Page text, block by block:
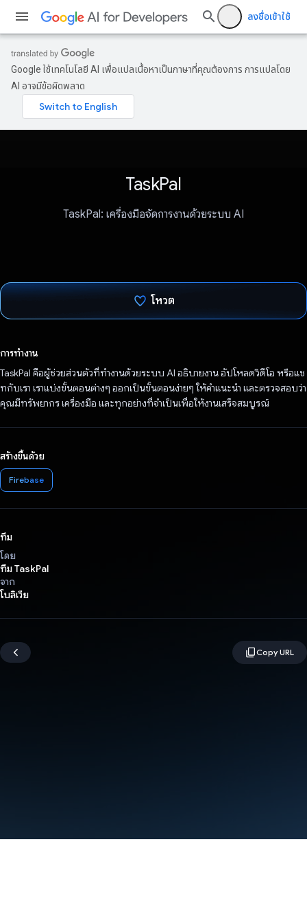
ลงชื่อเข้าใช้
Google ใช้เทคโนโลยี AI เพื่อแปลเนื้อหาเป็นภาษาที่คุณต้องการ การแปลโดย
AI อาจมีข้อผิดพลาด
TaskPal
TaskPal: เครื่องมือจัดการงานด้วยระบบ AI
โหวต
การทำงาน
TaskPal คือผู้ช่วยส่วนตัวที่ทำงานด้วยระบบ AI อธิบายงาน อัปโหลดวิดีโอ หรือแช
ทกับเรา เราแบ่งขั้นตอนต่างๆ ออกเป็นขั้นตอนง่ายๆ ให้คำแนะนำ และตรวจสอบว่า
คุณมีทรัพยากร เครื่องมือ และทุกอย่างที่จำเป็นเพื่อให้งานเสร็จสมบูรณ์
สร้างขึ้นด้วย
Firebase
ทีม
โดย
ทีม TaskPal
จาก
โบลิเวีย